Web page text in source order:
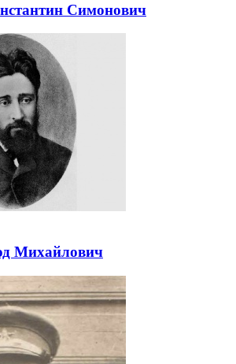
Симонович
Михайлович